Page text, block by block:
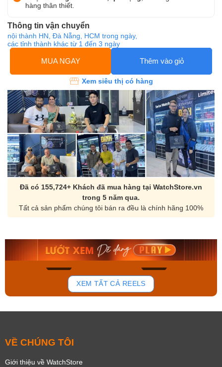
hàng thân thiết.
Thông tin vận chuyển
nội thành HN, Đà Nẵng, HCM trong ngày,
các tỉnh thành khác từ 1 đến 3 ngày
MUA NGAY Thêm vào giỏ
Xem siêu thị có hàng
Đã có 155,724+ Khách đã mua hàng tại WatchStore.vn
trong 5 năm qua.
Tất cả sản phẩm chúng tôi bán ra đều là chính hãng 100%
150
Orient Nam RA-
Mua ngay
Casio Nam MTS-
Mua ngay
XEM TẤT CẢ REELS
VỀ CHÚNG TÔI
Giới thiệu về WatchStore